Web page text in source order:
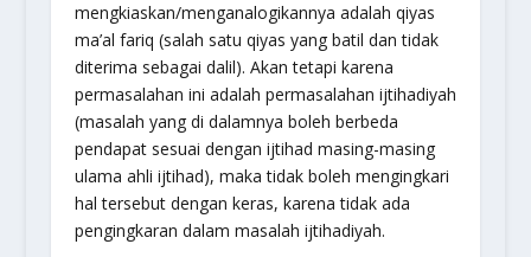
mengkiaskan/menganalogikannya adalah qiyas
ma’al fariq (salah satu qiyas yang batil dan tidak
diterima sebagai dalil). Akan tetapi karena
permasalahan ini adalah permasalahan ijtihadiyah
(masalah yang di dalamnya boleh berbeda
pendapat sesuai dengan ijtihad masing-masing
ulama ahli ijtihad), maka tidak boleh mengingkari
hal tersebut dengan keras, karena tidak ada
pengingkaran dalam masalah ijtihadiyah.